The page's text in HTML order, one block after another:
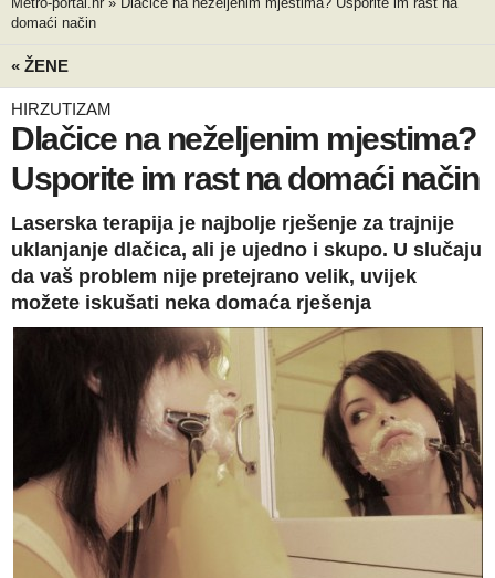
domaći način
« ŽENE
HIRZUTIZAM
Dlačice na neželjenim mjestima?
Usporite im rast na domaći način
Laserska terapija je najbolje rješenje za trajnije
uklanjanje dlačica, ali je ujedno i skupo. U slučaju
da vaš problem nije pretejrano velik, uvijek
možete iskušati neka domaća rješenja